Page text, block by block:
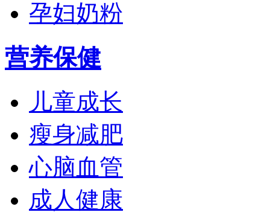
孕妇奶粉
营养保健
儿童成长
瘦身减肥
心脑血管
成人健康